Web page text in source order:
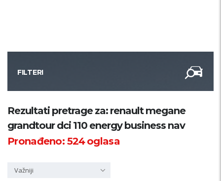
FILTERI
Kategorija
Županija
Rezultati pretrage za: renault megane
grandtour dci 110 energy business nav
Pronađeno:524oglasa
Važniji